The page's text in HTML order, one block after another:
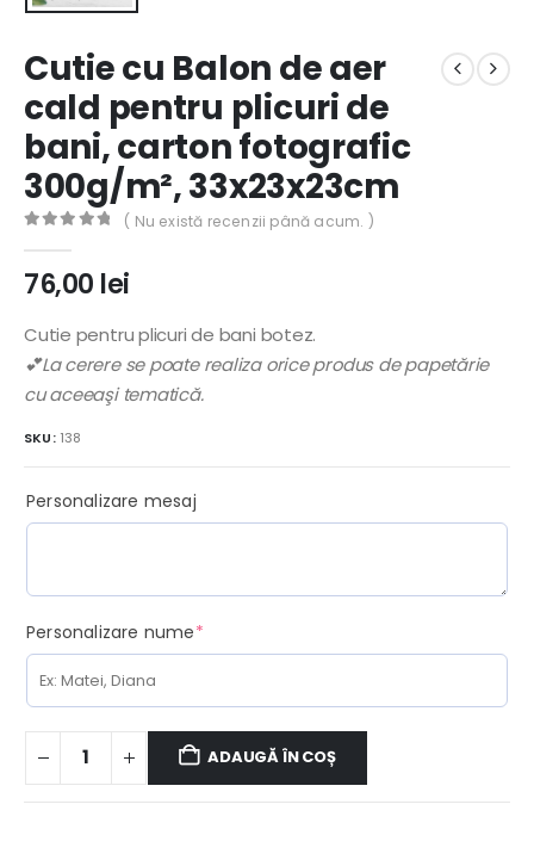
Cutie cu Balon de aer
cald pentru plicuri de
bani, carton fotografic
300g/m², 33x23x23cm
( Nu există recenzii până acum. )
76,00 lei
Cutie pentru plicuri de bani botez.
💕La cerere se poate realiza orice produs de papetărie
cu aceeaşi tematică.
SKU: 138
Personalizare mesaj
Personalizare nume*(required)
ADAUGĂ ÎN COȘ